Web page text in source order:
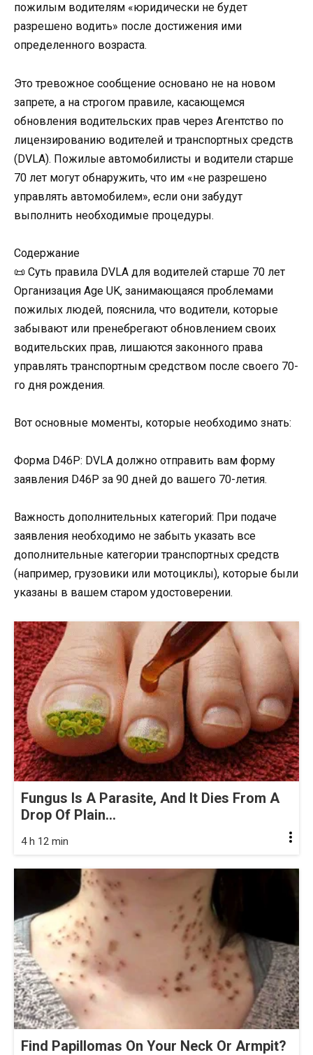
пожилым водителям «юридически не будет
разрешено водить» после достижения ими
определенного возраста.
Это тревожное сообщение основано не на новом
запрете, а на строгом правиле, касающемся
обновления водительских прав через Агентство по
лицензированию водителей и транспортных средств
(DVLA). Пожилые автомобилисты и водители старше
70 лет могут обнаружить, что им «не разрешено
управлять автомобилем», если они забудут
выполнить необходимые процедуры.
Содержание
📜 Суть правила DVLA для водителей старше 70 лет
Организация Age UK, занимающаяся проблемами
пожилых людей, пояснила, что водители, которые
забывают или пренебрегают обновлением своих
водительских прав, лишаются законного права
управлять транспортным средством после своего 70-
го дня рождения.
Вот основные моменты, которые необходимо знать:
Форма D46P: DVLA должно отправить вам форму
заявления D46P за 90 дней до вашего 70-летия.
Важность дополнительных категорий: При подаче
заявления необходимо не забыть указать все
дополнительные категории транспортных средств
(например, грузовики или мотоциклы), которые были
указаны в вашем старом удостоверении.
Fungus Is A Parasite, And It Dies From A
Drop Of Plain...
4 h 12 min
Find Papillomas On Your Neck Or Armpit?